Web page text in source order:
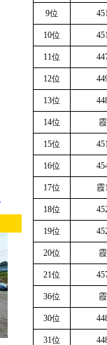
9位
10位
11位
12位
13位
14位
15位
16位
17位 霞
18位
19位
20位
21位
36位
30位
31位